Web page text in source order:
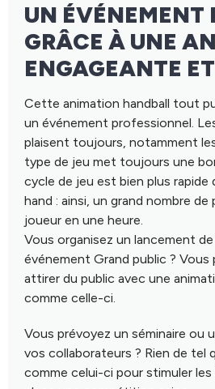
UN ÉVÉNEMENT
GRÂCE À UNE
ENGAGEANTE
Cette animation handball tout
un événement professionnel.
plaisent toujours, notamment
type de jeu met toujours une
cycle de jeu est bien plus rapide
hand : ainsi, un grand nombre
joueur en une heure.
Vous organisez un lancement
événement Grand public ?
attirer du public avec une
comme celle-ci.
Vous prévoyez un séminaire ou
vos collaborateurs ? Rien de tel
comme celui-ci pour stimuler